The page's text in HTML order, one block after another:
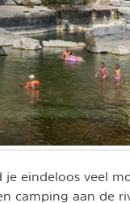
je eindeloos veel
camping aan de